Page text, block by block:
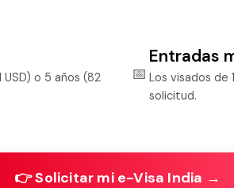
USD) o 5 años (82
📅
Entradas
Los visados de
solicitud.
👉 Solicitar mi e-Visa India →